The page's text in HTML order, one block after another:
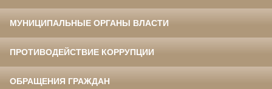
МУНИЦИПАЛЬНЫЕ ОРГАНЫ ВЛАСТИ
ПРОТИВОДЕЙСТВИЕ КОРРУПЦИИ
ОБРАЩЕНИЯ ГРАЖДАН